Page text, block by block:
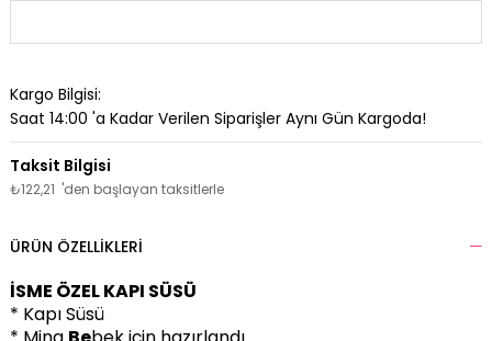
Kargo Bilgisi:
Saat 14:00 'a Kadar Verilen Siparişler Aynı Gün Kargoda!
₺122,21 'den başlayan taksitlerle
ÜRÜN ÖZELLIKLERI
İSME ÖZEL KAPI SÜSÜ
* Kapı Süsü